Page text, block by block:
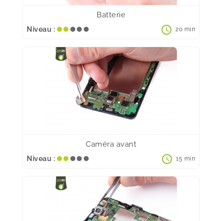
Batterie
Niveau : schedule 20 min
Caméra avant
Niveau : schedule 15 min